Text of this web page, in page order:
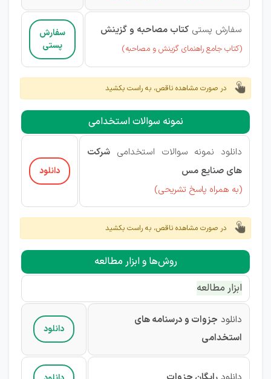
سفارش پستی کتاب مصاحبه و گزینش
(کتاب جامع راهنمای گزینش و مصاحبه)
سفارش
پستی
در صورت مشاهده ناقص، به راست بکشید
نمونه سوالات استخدامی
دانلود نمونه سوالات استخدامی شرکت
های صنایع مس
(به همراه پاسخ تشریحی)
دانلود
در صورت مشاهده ناقص، به راست بکشید
روش‌ها و ابزار مطالعه
ابزار مطالعه
دانلود جزوات و درسنامه های
استخدامی
دانلود